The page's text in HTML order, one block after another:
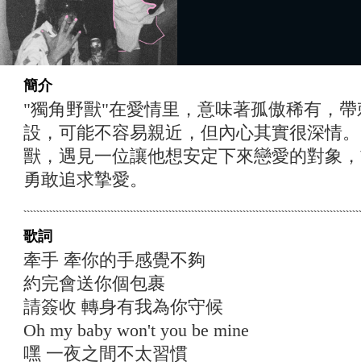
簡介
"獨角野獸"在愛情里，意味著孤傲稀有，
設，可能不容易親近，但內心其實很深情
獸，遇見一位讓他想安定下來戀愛的對象
勇敢追求摯愛。
歌詞
牽手 牽你的手感覺不夠
約完會送你個包裹
請簽收 轉身有我為你守候
Oh my baby won't you be mine
嘿 一夜之間不太習慣